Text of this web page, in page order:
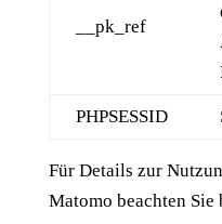
__pk_ref
PHPSESSID
Für Details zur
Matomo beachten Sie